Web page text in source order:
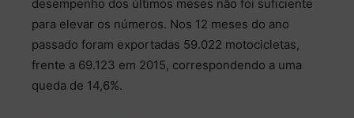
desempenho dos últimos meses não foi suficiente
para elevar os números. Nos 12 meses do ano
passado foram exportadas 59.022 motocicletas,
frente a 69.123 em 2015, correspondendo a uma
queda de 14,6%.